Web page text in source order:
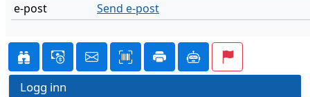
e-post
Send e-post
Logg inn